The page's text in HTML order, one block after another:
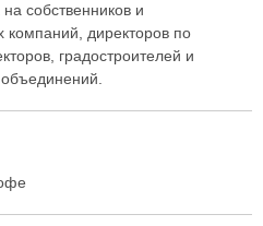
собственников и
компаний, директоров по
градостроителей и